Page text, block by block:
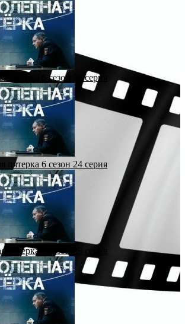
пятерка 6 сезон 23 серия
пятерка 6 сезон 24 серия
пятерка 6 сезон 25 серия